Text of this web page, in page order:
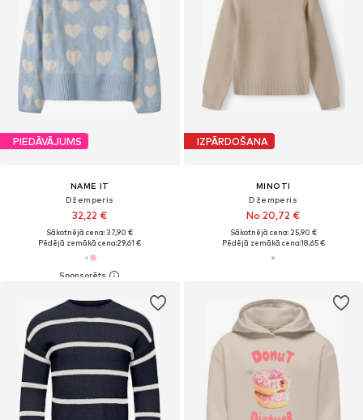
PIEDĀVĀJUMS
NAME IT
Džemperis
32,22 €
Sākotnējā cena: 37,90 €
Pēdējā zemākā cena:29,61 €
IZPĀRDOŠANA
MINOTI
Džemperis
No 20,72 €
Sākotnējā cena: 25,90 €
Pēdējā zemākā cena:18,65 €